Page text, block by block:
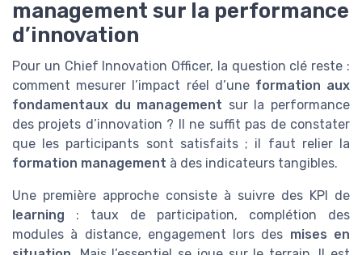
management sur la performance
d’innovation
Pour un Chief Innovation Officer, la question clé reste :
comment mesurer l’impact réel d’une formation aux
fondamentaux du management sur la performance
des projets d’innovation ? Il ne suffit pas de constater
que les participants sont satisfaits ; il faut relier la
formation management à des indicateurs tangibles.
Une première approche consiste à suivre des KPI de
learning : taux de participation, complétion des
modules à distance, engagement lors des mises en